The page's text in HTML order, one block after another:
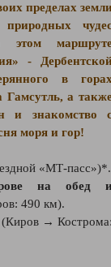
пределах
-
в
Гамсутль, а
и знакомство
моря и гор!
«МТ-пасс»)*.
на обед
490 км).
(Киров →